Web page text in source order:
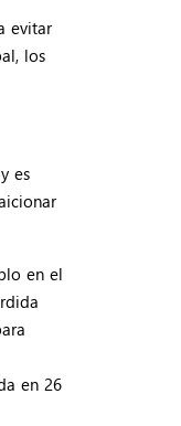
evitar
los
es
en el
en 26